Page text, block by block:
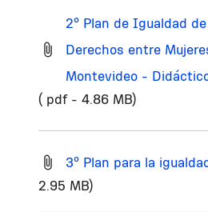
2º Plan de Igualdad
Derechos entre
Montevideo -
( pdf - 4.86 MB)
3º Plan para la
2.95 MB)